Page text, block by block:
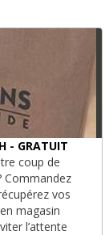
- GRATUIT
coup de
vos
magasin
l’attente